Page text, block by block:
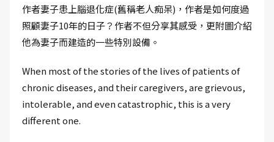
作者妻子患上腦退化症(舊稱老人痴呆)，作者是如何度過
照顧妻子10年的日子？作者不但分享其感受，更附圖介紹
他為妻子而建造的一些特別設備。
When most of the stories of the lives of patients of
chronic diseases, and their caregivers, are grievous,
intolerable, and even catastrophic, this is a very
different one.